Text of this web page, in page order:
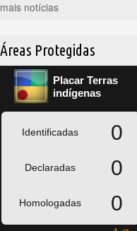
mais notícias
Áreas Protegidas